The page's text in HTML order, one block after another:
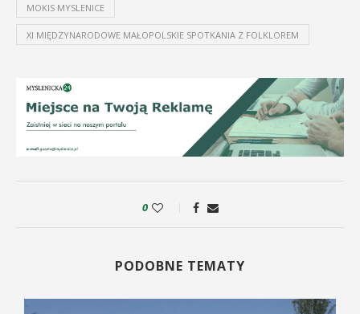
MOKIS MYSLENICE
XI MIĘDZYNARODOWE MAŁOPOLSKIE SPOTKANIA Z FOLKLOREM
0
PODOBNE TEMATY